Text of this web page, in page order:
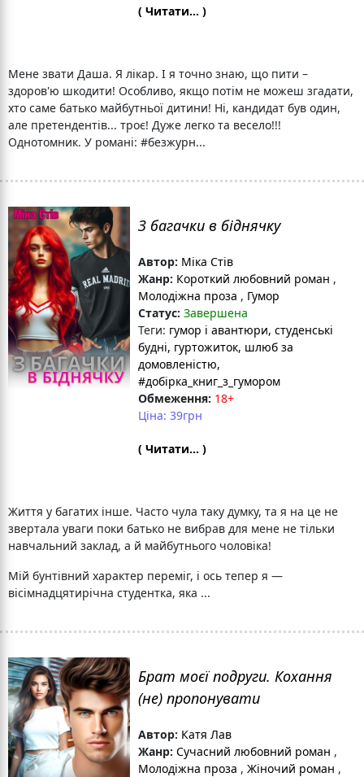
( Читати... )
Мене звати Даша. Я лікар. І я точно знаю, що пити –
здоров'ю шкодити! Особливо, якщо потім не можеш згадати,
хто саме батько майбутньої дитини! Ні, кандидат був один,
але претендентів... троє! Дуже легко та весело!!!
Однотомник. У романі: #безжурн...
З багачки в біднячку
Автор: Міка Стів
Жанр: Короткий любовний роман ,
Молодіжна проза , Гумор
Статус: Завершена
Теги: гумор і авантюри, студенські
будні, гуртожиток, шлюб за
домовленістю,
#добірка_книг_з_гумором
Обмеження: 18+
Ціна: 39грн
( Читати... )
Життя у багатих інше. Часто чула таку думку, та я на це не
звертала уваги поки батько не вибрав для мене не тільки
навчальний заклад, а й майбутнього чоловіка!
Мій бунтівний характер переміг, і ось тепер я —
вісімнадцятирічна студентка, яка ...
Брат моєї подруги. Кохання
(не) пропонувати
Автор: Катя Лав
Жанр: Сучасний любовний роман ,
Молодіжна проза , Жіночий роман ,